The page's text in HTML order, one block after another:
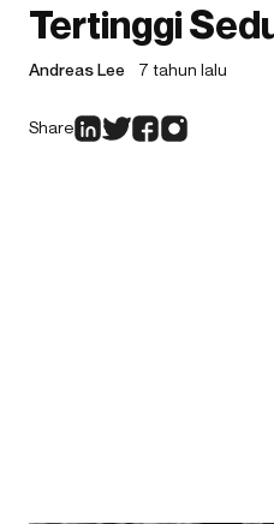
Tertinggi
Andreas Lee 7 tahun lalu
Share